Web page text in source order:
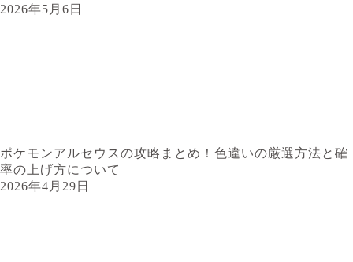
2026年5月6日
ポケモンアルセウスの攻略まとめ！色違いの厳選方法と確
率の上げ方について
2026年4月29日